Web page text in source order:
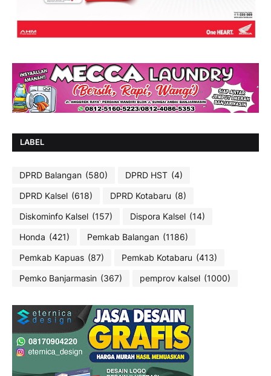
LABEL
DPRD Balangan (580) DPRD HST (4)
DPRD Kalsel (618) DPRD Kotabaru (8)
Diskominfo Kalsel (157) Dispora Kalsel (14)
Honda (421) Pemkab Balangan (1186)
Pemkab Kapuas (87) Pemkab Kotabaru (413)
Pemko Banjarmasin (367) pemprov kalsel (1000)